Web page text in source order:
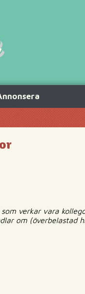
verkar vara
om (överbelastad